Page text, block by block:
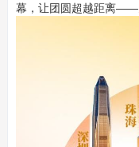
幕，让团圆超越距离——